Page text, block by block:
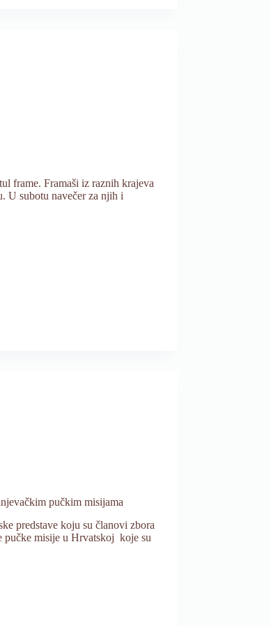
frame. Framaši iz raznih krajeva
U subotu navečer za njih i
pučkim misijama
predstave koju su članovi zbora
pučke misije u Hrvatskoj koje su